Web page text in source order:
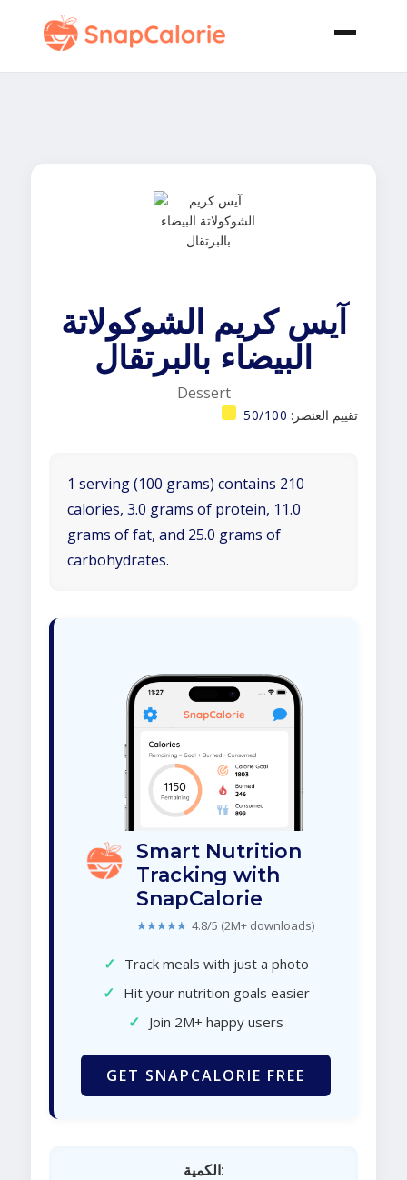
آيس كريم الشوكولاتة
البيضاء بالبرتقال
Dessert
تقييم العنصر: 50/100
1 serving (100 grams) contains 210
calories, 3.0 grams of protein, 11.0
grams of fat, and 25.0 grams of
carbohydrates.
Smart Nutrition
Tracking with
SnapCalorie
★★★★★ 4.8/5 (2M+ downloads)
✓ Track meals with just a photo
✓ Hit your nutrition goals easier
✓ Join 2M+ happy users
GET SNAPCALORIE FREE
الكمية: